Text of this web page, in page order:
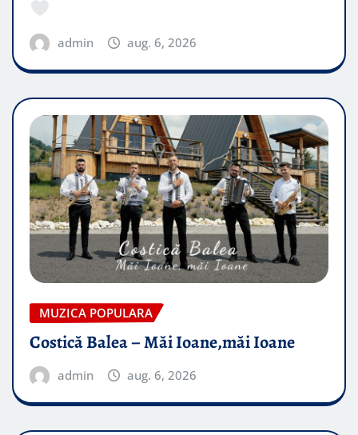
admin aug. 6, 2026
MUZICA POPULARA
Costică Balea – Măi Ioane,măi Ioane
admin aug. 6, 2026